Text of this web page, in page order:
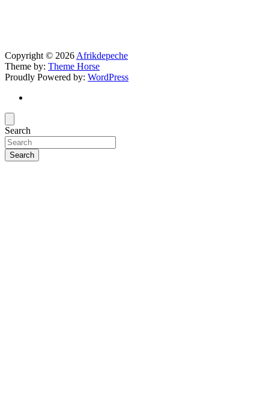
Copyright © 2026 Afrikdepeche
Theme by: Theme Horse
Proudly Powered by: WordPress
Search
Search